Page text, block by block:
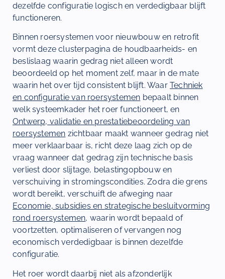
dezelfde configuratie logisch en verdedigbaar blijft
functioneren.
Binnen roersystemen voor nieuwbouw en retrofit
vormt deze clusterpagina de houdbaarheids- en
beslislaag waarin gedrag niet alleen wordt
beoordeeld op het moment zelf, maar in de mate
waarin het over tijd consistent blijft. Waar Techniek
en configuratie van roersystemen bepaalt binnen
welk systeemkader het roer functioneert, en
Ontwerp, validatie en prestatiebeoordeling van
roersystemen zichtbaar maakt wanneer gedrag niet
meer verklaarbaar is, richt deze laag zich op de
vraag wanneer dat gedrag zijn technische basis
verliest door slijtage, belastingopbouw en
verschuiving in stromingscondities. Zodra die grens
wordt bereikt, verschuift de afweging naar
Economie, subsidies en strategische besluitvorming
rond roersystemen, waarin wordt bepaald of
voortzetten, optimaliseren of vervangen nog
economisch verdedigbaar is binnen dezelfde
configuratie.
Het roer wordt daarbij niet als afzonderlijk